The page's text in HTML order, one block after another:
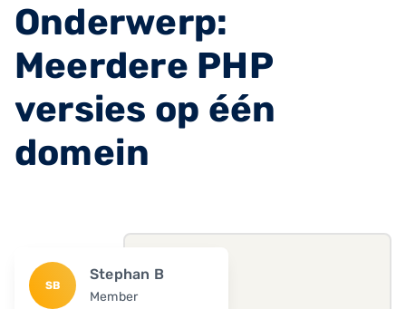
Onderwerp:
Meerdere PHP
versies op één
domein
SB
Stephan B
Member